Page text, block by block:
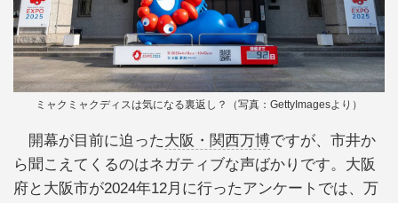
ミャクミャクディスは気になる裏返し？（写真：GettyImagesより）
開幕が目前に迫った大阪・関西万博ですが、市井か
ら聞こえてくるのはネガティブな声ばかりです。大阪
府と大阪市が2024年12月に行ったアンケートでは、万